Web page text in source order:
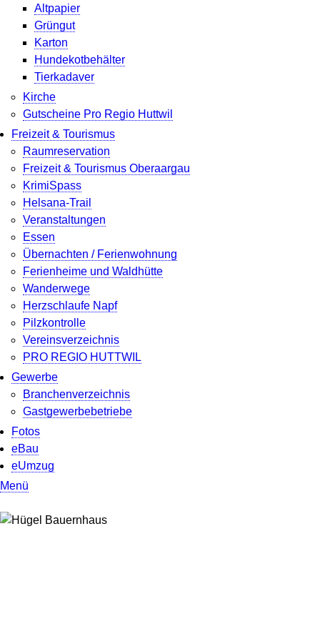
Altpapier
Grüngut
Karton
Hundekotbehälter
Tierkadaver
Kirche
Gutscheine Pro Regio Huttwil
Freizeit & Tourismus
Raumreservation
Freizeit & Tourismus Oberaargau
KrimiSpass
Helsana-Trail
Veranstaltungen
Essen
Übernachten / Ferienwohnung
Ferienheime und Waldhütte
Wanderwege
Herzschlaufe Napf
Pilzkontrolle
Vereinsverzeichnis
PRO REGIO HUTTWIL
Gewerbe
Branchenverzeichnis
Gastgewerbebetriebe
Fotos
eBau
eUmzug
Menü